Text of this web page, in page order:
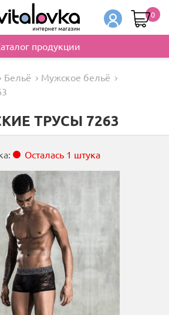
0
продукции
Бельё
Мужское бельё
ТРУСЫ 7263
Осталась 1 штука